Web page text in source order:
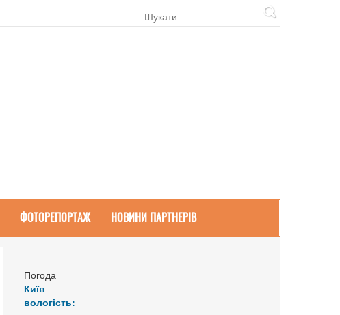
ФОТОРЕПОРТАЖ НОВИНИ ПАРТНЕРІВ
Погода
Київ
вологість: